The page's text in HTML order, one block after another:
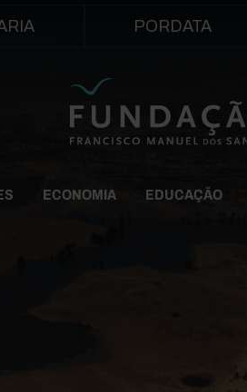
PORDATA
ECONOMIA EDUCAÇÃO